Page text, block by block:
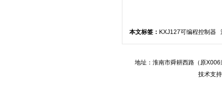
本文标签： KXJ127可编程控制器
地址：淮南市舜耕西路（原
技术支